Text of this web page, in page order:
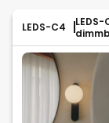
LEDS-C4